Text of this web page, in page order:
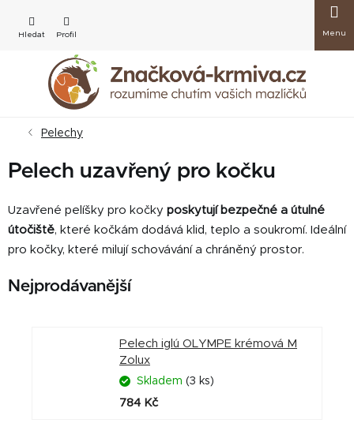
obsah
košík
Pelechy
Pelech uzavřený pro kočku
Uzavřené pelíšky pro kočky poskytují bezpečné a útulné
útočiště, které kočkám dodává klid, teplo a soukromí. Ideální
pro kočky, které milují schovávání a chráněný prostor.
Nejprodávanější
Pelech iglú OLYMPE krémová M
Zolux
Skladem (3 ks)
784 Kč